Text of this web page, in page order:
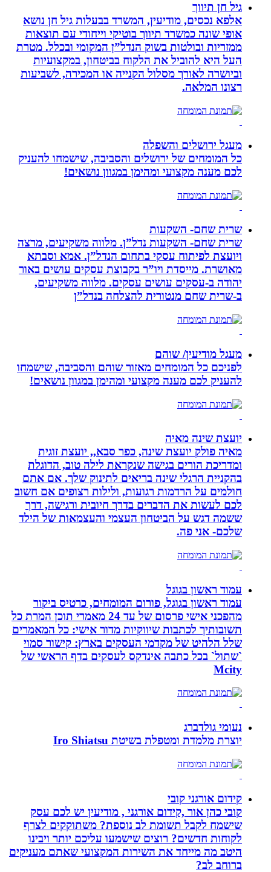
גיל חן תיווך
אלפא נכסים, מודיעין, המשרד בבעלות גיל חן נושא
אופי שונה כמשרד תיווך בוטיקי וייחודי עם תוצאות
ממזריות ובולטות בשוק הנדל”ן המקומי ובכלל. מטרת
העל היא להוביל את הלקוח בביטחון, במקצועיות
וביושרה לאורך מסלול הקנייה או המכירה, לשביעות
רצונו המלאה.
מעגל ירושלים והשפלה
כל המומחים של ירושלים והסביבה, שישמחו להעניק
לכם מענה מקצועי ומהימן במגוון נושאים!
שרית שחם- השקעות
שרית שחם- השקעות נדל”ן. מלווה משקיעים, מרצה
ויועצת לפיתוח עסקי בתחום הנדל”ן. אמא וסבתא
מאושרת. ‏מייסדת ויו”ר בקבוצת עסקים עושים באור
יהודה‏ ב-‏עסקים עושים עסקים‏. ‏מלווה משקיעים,
ב-‏שרית שחם מנטורית להצלחה בנדל”ן‏
מעגל מודיעין/ שוהם
לפניכם כל המומחים מאזור שוהם והסביבה, שישמחו
להעניק לכם מענה מקצועי ומהימן במגוון נושאים!
יועצת שינה מאיה
מאיה פולק יועצת שינה, כפר סבא,, יועצת זוגית
ומדריכת הורים בגישה שנקראת לילה טוב, הדוגלת
בהקניית הרגלי שינה בריאים לתינוק שלך. אם אתם
חולמים על הרדמות רגועות, ולילות רצופים אם חשוב
לכם לעשות את הדברים בדרך חיובית ורגישה, דרך
ששמה דגש על הביטחון העצמי והעצמאות של הילד
שלכם- אני פה.
עמוד ראשון בגוגל
עמוד ראשון בגוגל, פורום המומחים, כרטיס ביקור
מהפכני אישי פרסום של עד 24 מאמרי תוכן המרת כל
תשובותיך לכתבות שיווקיות מדור אישי: כל המאמרים
שלל הלהיט של מקדמי העסקים בארץ: קישור סמוי
`שתול` בכל כתבה אינדקס לעסקים בדף הראשי של
Mcity
נעומי גולדברג
יוצרת מלמדת ומטפלת בשיטת Iro Shiatsu
קידום אורגני קובי
קובי כהן אור ,קידום אורגני , מודיעין יש לכם עסק
שישמח לקבל תשומת לב נוספת? משתוקקים לצרף
לקוחות חדשים? רוצים שישמעו עליכם יותר ויבינו
היטב מה מייחד את השירות המקצועי שאתם מעניקים
ברוחב לב?